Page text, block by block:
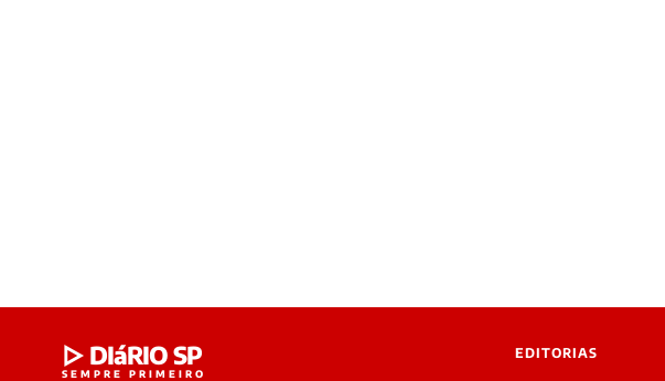
▷ DIáRIO SP
SEMPRE PRIMEIRO
EDITORIAS